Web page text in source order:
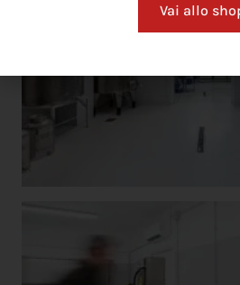
Vai allo